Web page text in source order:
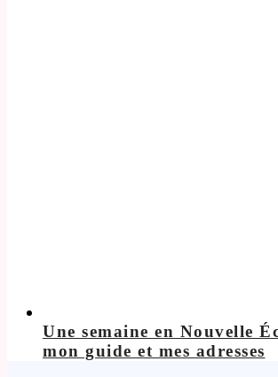
Une semaine en Nouvelle
mon guide et mes adresses